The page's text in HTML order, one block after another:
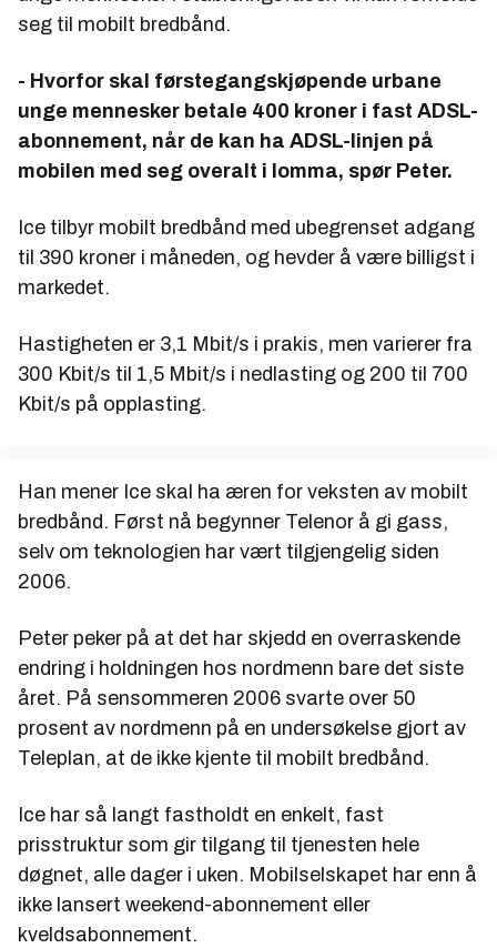
seg til mobilt bredbånd.
- Hvorfor skal førstegangskjøpende urbane
unge mennesker betale 400 kroner i fast ADSL-
abonnement, når de kan ha ADSL-linjen på
mobilen med seg overalt i lomma, spør Peter.
Ice tilbyr mobilt bredbånd med ubegrenset adgang
til 390 kroner i måneden, og hevder å være billigst i
markedet.
Hastigheten er 3,1 Mbit/s i prakis, men varierer fra
300 Kbit/s til 1,5 Mbit/s i nedlasting og 200 til 700
Kbit/s på opplasting.
Han mener Ice skal ha æren for veksten av mobilt
bredbånd. Først nå begynner Telenor å gi gass,
selv om teknologien har vært tilgjengelig siden
2006.
Peter peker på at det har skjedd en overraskende
endring i holdningen hos nordmenn bare det siste
året. På sensommeren 2006 svarte over 50
prosent av nordmenn på en undersøkelse gjort av
Teleplan, at de ikke kjente til mobilt bredbånd.
Ice har så langt fastholdt en enkelt, fast
prisstruktur som gir tilgang til tjenesten hele
døgnet, alle dager i uken. Mobilselskapet har enn å
ikke lansert weekend-abonnement eller
kveldsabonnement.